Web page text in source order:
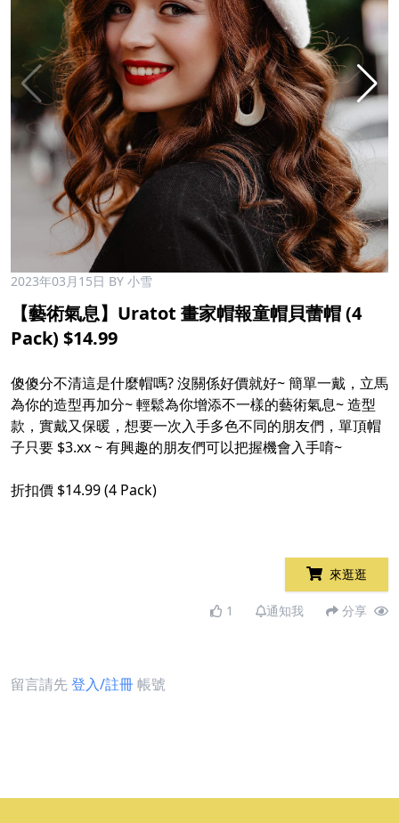
2023年03月15日 BY 小雪
【藝術氣息】Uratot 畫家帽報童帽貝蕾帽 (4
Pack) $14.99
傻傻分不清這是什麼帽嗎? 沒關係好價就好~ 簡單一戴，立馬
為你的造型再加分~ 輕鬆為你增添不一樣的藝術氣息~ 造型
款，實戴又保暖，想要一次入手多色不同的朋友們，單頂帽
子只要 $3.xx ~ 有興趣的朋友們可以把握機會入手唷~
折扣價 $14.99 (4 Pack)
來逛逛
1 通知我 分享
留言請先登入/註冊帳號